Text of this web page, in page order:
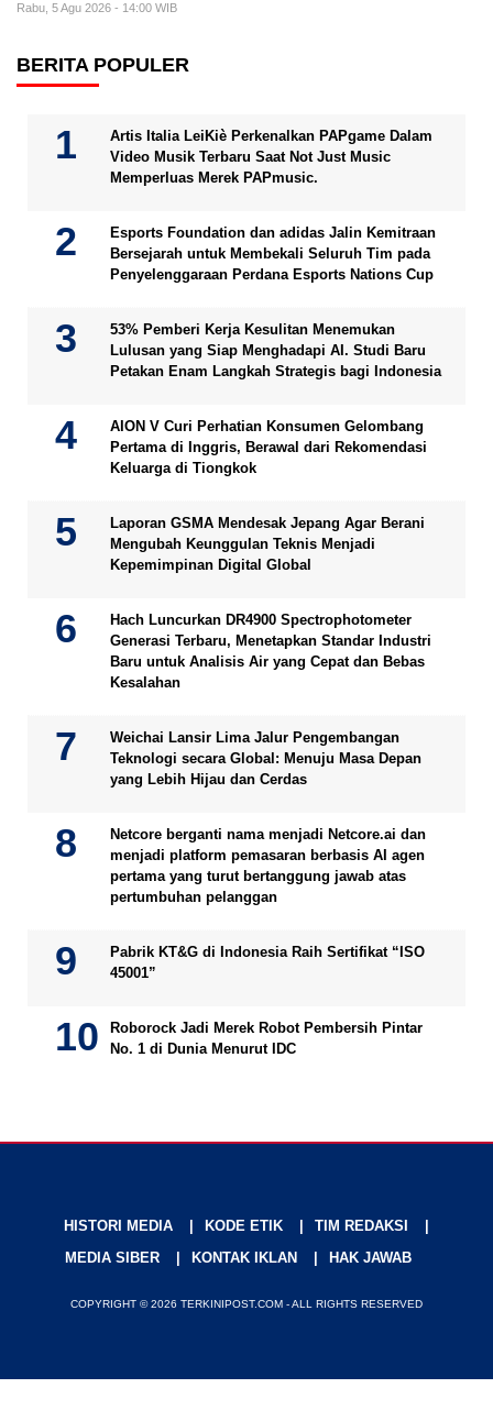
Rabu, 5 Agu 2026 - 14:00 WIB
BERITA POPULER
Artis Italia LeiKiè Perkenalkan PAPgame Dalam
Video Musik Terbaru Saat Not Just Music
Memperluas Merek PAPmusic.
Esports Foundation dan adidas Jalin Kemitraan
Bersejarah untuk Membekali Seluruh Tim pada
Penyelenggaraan Perdana Esports Nations Cup
53% Pemberi Kerja Kesulitan Menemukan
Lulusan yang Siap Menghadapi AI. Studi Baru
Petakan Enam Langkah Strategis bagi Indonesia
AION V Curi Perhatian Konsumen Gelombang
Pertama di Inggris, Berawal dari Rekomendasi
Keluarga di Tiongkok
Laporan GSMA Mendesak Jepang Agar Berani
Mengubah Keunggulan Teknis Menjadi
Kepemimpinan Digital Global
Hach Luncurkan DR4900 Spectrophotometer
Generasi Terbaru, Menetapkan Standar Industri
Baru untuk Analisis Air yang Cepat dan Bebas
Kesalahan
Weichai Lansir Lima Jalur Pengembangan
Teknologi secara Global: Menuju Masa Depan
yang Lebih Hijau dan Cerdas
Netcore berganti nama menjadi Netcore.ai dan
menjadi platform pemasaran berbasis AI agen
pertama yang turut bertanggung jawab atas
pertumbuhan pelanggan
Pabrik KT&G di Indonesia Raih Sertifikat “ISO
45001”
Roborock Jadi Merek Robot Pembersih Pintar
No. 1 di Dunia Menurut IDC
HISTORI MEDIA KODE ETIK
TIM REDAKSI
MEDIA SIBER
KONTAK IKLAN HAK JAWAB
COPYRIGHT © 2026 TERKINIPOST.COM - ALL RIGHTS RESERVED